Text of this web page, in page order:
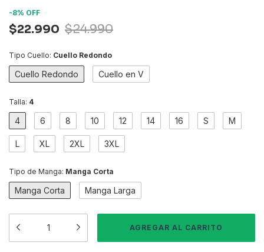
-8% OFF
$22.990 $24.990
Tipo Cuello: Cuello Redondo
Cuello Redondo Cuello en V
Talla: 4
4 6 8 10 12 14 16 S M
L XL 2XL 3XL
Tipo de Manga: Manga Corta
Manga Corta Manga Larga